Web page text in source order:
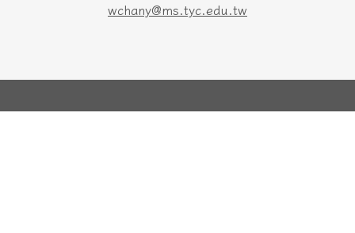
wchany@ms.tyc.edu.tw